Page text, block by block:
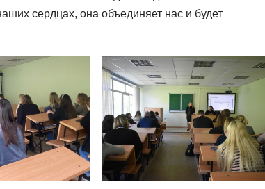
сердцах, она объединяет нас и будет